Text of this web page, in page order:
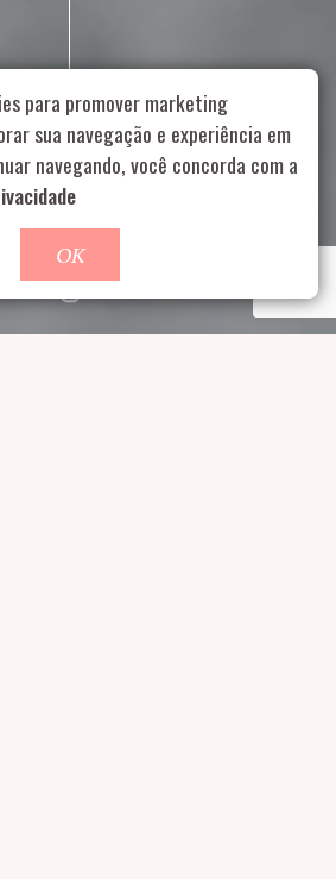
Romana, São Paulo – SP | 55 11
| contato@nucleofood.com
Role para continar
para promover marketing
sua navegação e experiência em
navegando, você concorda com a
OK